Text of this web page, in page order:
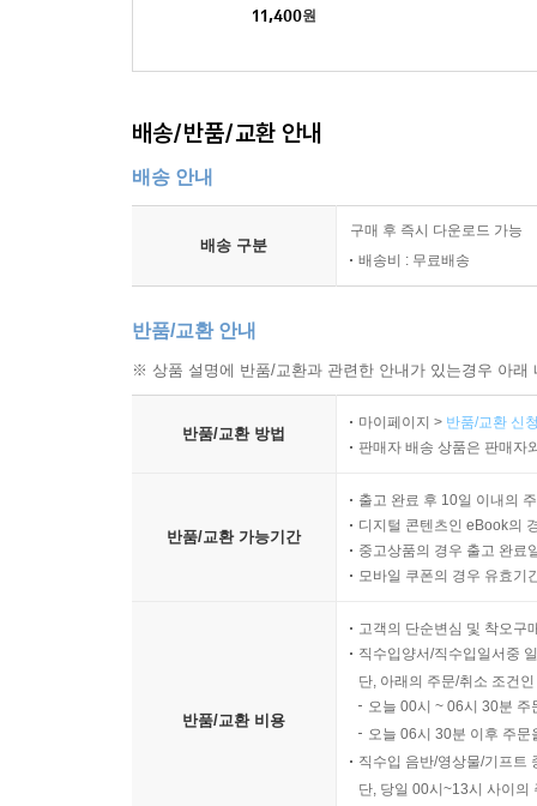
11,400원
배송/반품/교환 안내
배송 안내
배송 구분
구매 후 즉시 다운로드 가능
배송비 : 무료배송
반품/교환 안내
※ 상품 설명에 반품/교환과 관련한 안내가 있는경우 아
반품/교환 방법
마이페이지 > 반품/교환 신
판매자 배송 상품은 판매자
반품/교환 가능기간
출고 완료 후 10일 이내의
디지털 콘텐츠인 eBook의
중고상품의 경우 출고 완료
모바일 쿠폰의 경우 유효기
반품/교환 비용
고객의 단순변심 및 착오구
직수입양서/직수입일서중
단, 아래의 주문/취소 조건
오늘 00시 ~ 06시 30분
오늘 06시 30분 이후 주
직수입 음반/영상물/기프트
단, 당일 00시~13시 사이의